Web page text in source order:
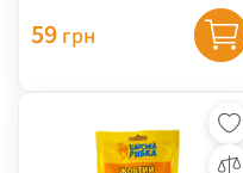
59 грн